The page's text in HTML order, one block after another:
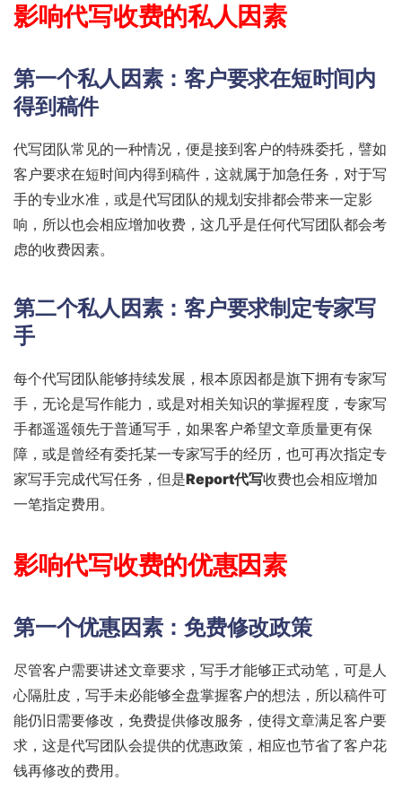
影响代写收费的私人因素
第一个私人因素：客户要求在短时间内
得到稿件
代写团队常见的一种情况，便是接到客户的特殊委托，譬如
客户要求在短时间内得到稿件，这就属于加急任务，对于写
手的专业水准，或是代写团队的规划安排都会带来一定影
响，所以也会相应增加收费，这几乎是任何代写团队都会考
虑的收费因素。
第二个私人因素：客户要求制定专家写
手
每个代写团队能够持续发展，根本原因都是旗下拥有专家写
手，无论是写作能力，或是对相关知识的掌握程度，专家写
手都遥遥领先于普通写手，如果客户希望文章质量更有保
障，或是曾经有委托某一专家写手的经历，也可再次指定专
家写手完成代写任务，但是Report代写收费也会相应增加
一笔指定费用。
影响代写收费的优惠因素
第一个优惠因素：免费修改政策
尽管客户需要讲述文章要求，写手才能够正式动笔，可是人
心隔肚皮，写手未必能够全盘掌握客户的想法，所以稿件可
能仍旧需要修改，免费提供修改服务，使得文章满足客户要
求，这是代写团队会提供的优惠政策，相应也节省了客户花
钱再修改的费用。